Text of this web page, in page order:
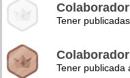
Tener
Tener publicada